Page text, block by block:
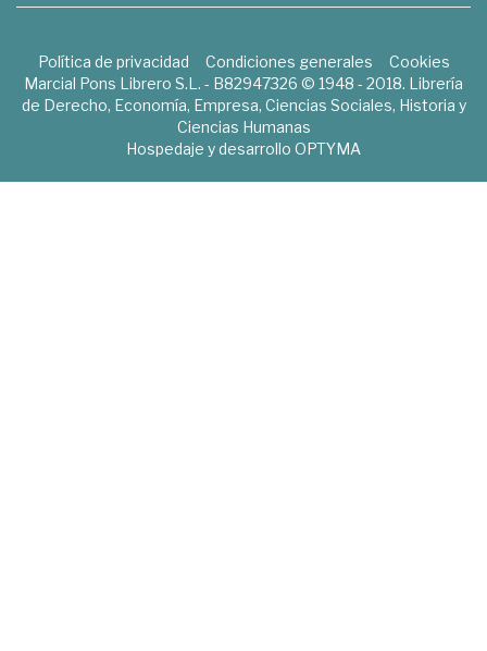
Política de privacidad Condiciones generales
Cookies
Marcial Pons Librero S.L. - B82947326 © 1948 - 2018. Librería
de Derecho, Economía, Empresa, Ciencias Sociales, Historia y
Ciencias Humanas
Hospedaje y desarrollo OPTYMA